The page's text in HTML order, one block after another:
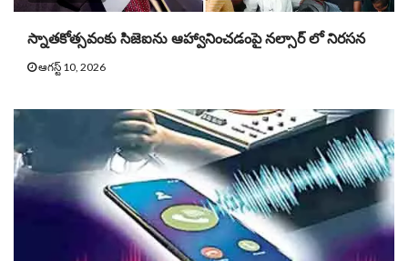
స్నాతకోత్సవంకు సిజెఐను ఆహ్వానించడంపై నల్సార్ లో నిరసన
ఆగస్ట్ 10, 2026